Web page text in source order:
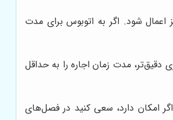
شود. اگر به اتوبوس برای مدت
مدت زمان اجاره را به حداقل
امکان دارد، سعی کنید در فصل‌های